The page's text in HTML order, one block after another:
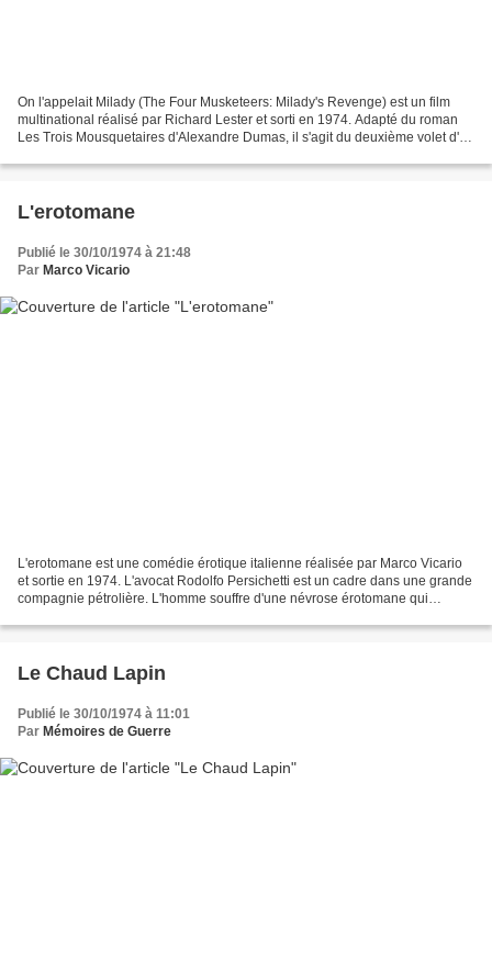
On l'appelait Milady (The Four Musketeers: Milady's Revenge) est un film
multinational réalisé par Richard Lester et sorti en 1974. Adapté du roman
Les Trois Mousquetaires d'Alexandre Dumas, il s'agit du deuxième volet d'un
L'erotomane
Publié le 30/10/1974 à 21:48
Par Marco Vicario
L'erotomane est une comédie érotique italienne réalisée par Marco Vicario
et sortie en 1974. L'avocat Rodolfo Persichetti est un cadre dans une grande
compagnie pétrolière. L'homme souffre d'une névrose érotomane qui
Le Chaud Lapin
Publié le 30/10/1974 à 11:01
Par Mémoires de Guerre